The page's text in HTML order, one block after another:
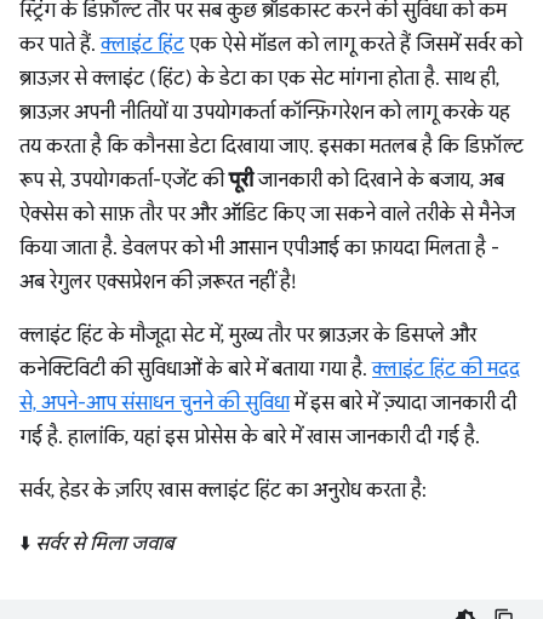
स्ट्रिंग के डिफ़ॉल्ट तौर पर सब कुछ ब्रॉडकास्ट करने की सुविधा को कम
कर पाते हैं.क्लाइंट हिंटएक ऐसे मॉडल को लागू करते हैं जिसमें सर्वर को
ब्राउज़र से क्लाइंट (हिंट) के डेटा का एक सेट मांगना होता है. साथ ही,
ब्राउज़र अपनी नीतियों या उपयोगकर्ता कॉन्फ़िगरेशन को लागू करके यह
तय करता है कि कौनसा डेटा दिखाया जाए. इसका मतलब है कि डिफ़ॉल्ट
रूप से, उपयोगकर्ता-एजेंट कीपूरीजानकारी को दिखाने के बजाय, अब
ऐक्सेस को साफ़ तौर पर और ऑडिट किए जा सकने वाले तरीके से मैनेज
किया जाता है. डेवलपर को भी आसान एपीआई का फ़ायदा मिलता है -
अब रेगुलर एक्सप्रेशन की ज़रूरत नहीं है!
क्लाइंट हिंट के मौजूदा सेट में, मुख्य तौर पर ब्राउज़र के डिसप्ले और
कनेक्टिविटी की सुविधाओं के बारे में बताया गया है.क्लाइंट हिंट की मदद
से, अपने-आप संसाधन चुनने की सुविधामें इस बारे में ज़्यादा जानकारी दी
गई है. हालांकि, यहां इस प्रोसेस के बारे में खास जानकारी दी गई है.
सर्वर, हेडर के ज़रिए खास क्लाइंट हिंट का अनुरोध करता है:
⬇️ सर्वर से मिला जवाब